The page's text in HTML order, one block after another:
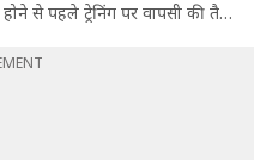
ट्रेनिंग पर वापसी की तैयारी कर रहे हैं शाकिब अल हसन